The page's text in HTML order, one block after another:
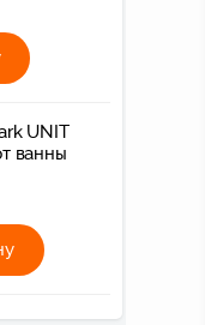
UNIT
ванны